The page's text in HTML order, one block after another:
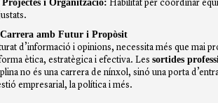
Habilitat per coordinar
amb Futur i Propòsit
d’informació i opinions, necessita més que mai
ètica, estratègica i efectiva. Les sortides
no és una carrera de nínxol, sinó una porta
empresarial, la política i més.